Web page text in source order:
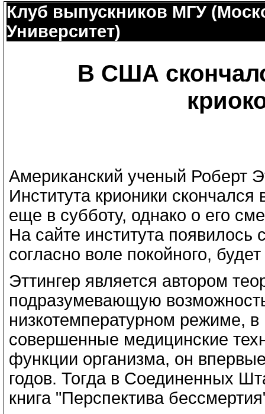
Клуб выпускников МГУ
Университет)
В США
Американский ученый Роберт
Института крионики
еще в субботу, однако о его
На сайте института
согласно воле покойного,
Эттингер является автором
подразумевающую
низкотемпературном режиме,
совершенные медицинские
функции организма, он
годов. Тогда в Соединенных
книга "Перспектива